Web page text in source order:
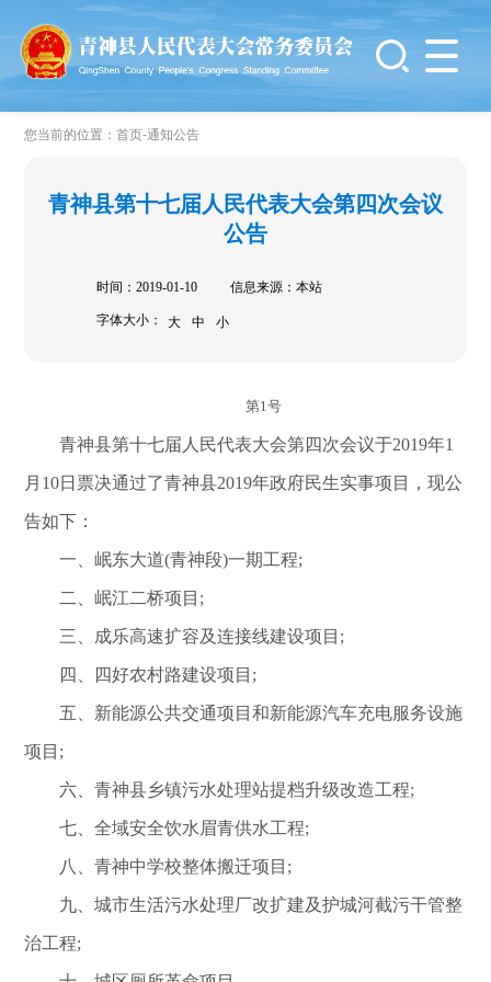
您当前的位置：首页-通知公告
青神县第十七届人民代表大会第四次会议
公告
时间：2019-01-10 信息来源：本站
字体大小： 大 中 小
第1号
青神县第十七届人民代表大会第四次会议于2019年1
月10日票决通过了青神县2019年政府民生实事项目，现公
告如下：
一、岷东大道(青神段)一期工程;
二、岷江二桥项目;
三、成乐高速扩容及连接线建设项目;
四、四好农村路建设项目;
五、新能源公共交通项目和新能源汽车充电服务设施
项目;
六、青神县乡镇污水处理站提档升级改造工程;
七、全域安全饮水眉青供水工程;
八、青神中学校整体搬迁项目;
九、城市生活污水处理厂改扩建及护城河截污干管整
治工程;